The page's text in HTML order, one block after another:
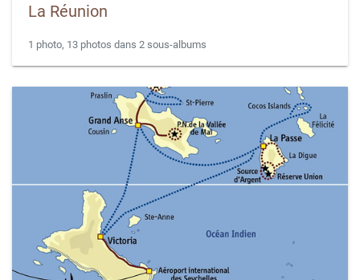
La Réunion
1 photo, 13 photos dans 2 sous-albums